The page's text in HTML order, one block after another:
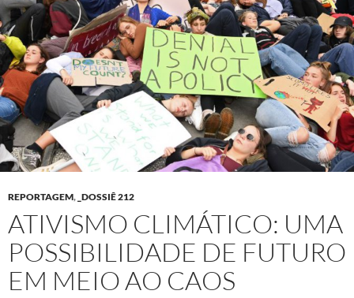
REPORTAGEM, _DOSSIÊ 212
ATIVISMO CLIMÁTICO: UMA
POSSIBILIDADE DE FUTURO
EM MEIO AO CAOS